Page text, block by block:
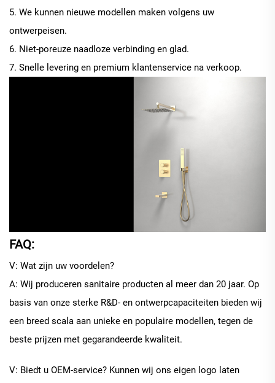
5. We kunnen nieuwe modellen maken volgens uw
ontwerpeisen.
6. Niet-poreuze naadloze verbinding en glad.
7. Snelle levering en premium klantenservice na verkoop.
FAQ:
V: Wat zijn uw voordelen?
A: Wij produceren sanitaire producten al meer dan 20 jaar. Op
basis van onze sterke R&D- en ontwerpcapaciteiten bieden wij
een breed scala aan unieke en populaire modellen, tegen de
beste prijzen met gegarandeerde kwaliteit.
V: Biedt u OEM-service? Kunnen wij ons eigen logo laten